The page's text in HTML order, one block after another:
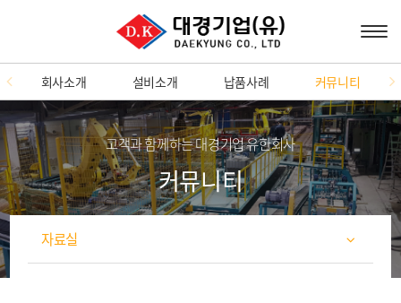
회사소개 설비소개 납품사례 커뮤니티
고객과 함께하는 대경기업 유한회사
커뮤니티
자료실